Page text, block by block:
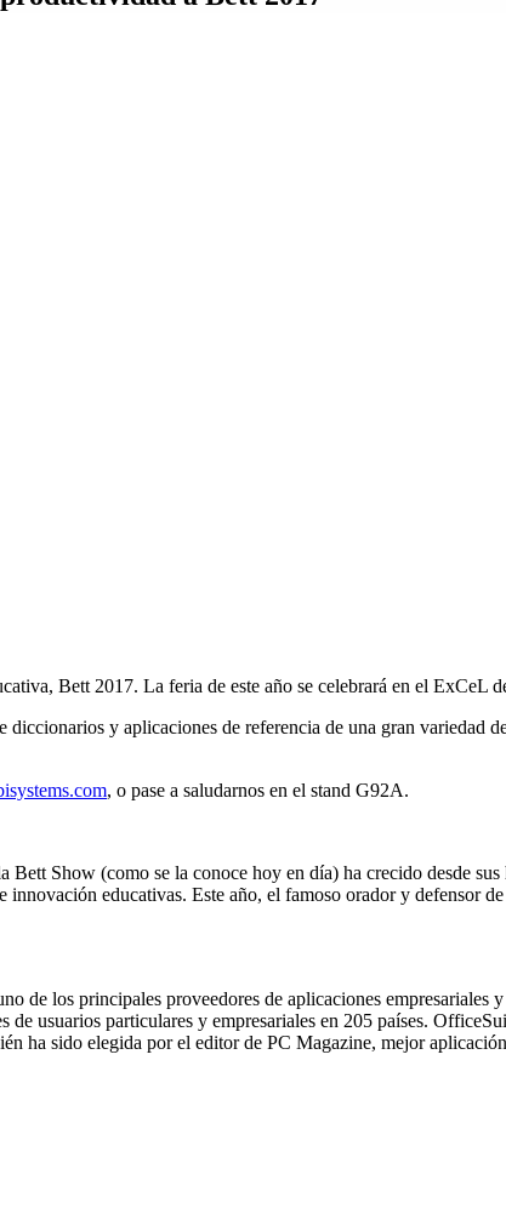
Bett 2017. La feria de este año se celebrará en el ExCeL
y aplicaciones de referencia de una gran variedad
, o pase a saludarnos en el stand G92A.
Show (como se la conoce hoy en día) ha crecido desde sus
educativas. Este año, el famoso orador y defensor
de los principales proveedores de aplicaciones
usuarios particulares y empresariales en 205 países.
ha sido elegida por el editor de PC Magazine, mejor